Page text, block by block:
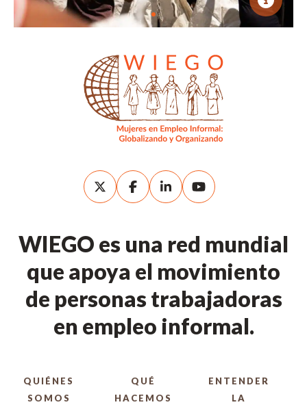
WIEGO es una red mundial
que apoya el movimiento
de personas trabajadoras
en empleo informal.
QUIÉNES
SOMOS
QUÉ
HACEMOS
ENTENDER
LA